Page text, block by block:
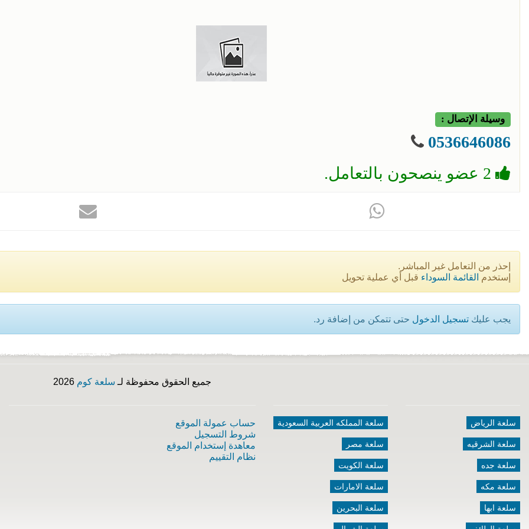
وسيلة الإتصال :
0536646086
إحذر من التعامل غير المباشر.
إستخدم القائمة السوداء قبل أي عملية تحويل
يجب عليك تسجيل الدخول حتى تتمكن من إضافة رد.
جميع الحقوق محفوظة لـ سلعة كوم
سلعة الرياض
سلعة الشرقيه
سلعة جده
سلعة مكه
سلعة ابها
سلعة المملكه العربية السعودية
سلعة مصر
سلعة الكويت
سلعة الامارات
سلعة البحرين
حساب عمولة الموقع
شروط التسجيل
معاهدة إستخدام الموقع
نظام التقييم